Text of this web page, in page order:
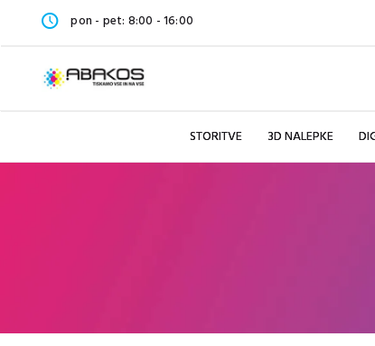
pon - pet: 8:00 - 16:00
STORITVE 3D NALEPKE